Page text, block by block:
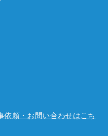
依頼・お問い合わせはこち